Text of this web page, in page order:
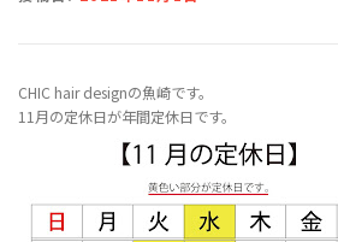
CHIC hair designの魚崎です。
11月の定休日が年間定休日です。